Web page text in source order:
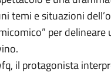
temi e situazioni
per
il protagonista